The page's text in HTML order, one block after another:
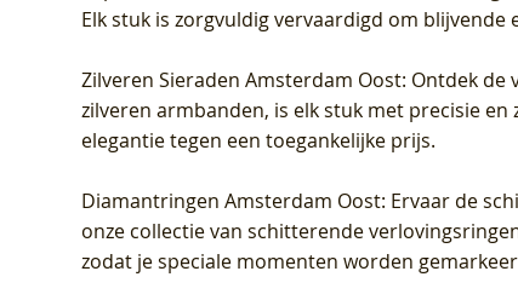
Elk stuk is zorgvuldig vervaardigd om blijvende
Zilveren Sieraden Amsterdam Oost: Ontdek de
zilveren armbanden, is elk stuk met precisie
elegantie tegen een toegankelijke prijs.
Diamantringen Amsterdam Oost: Ervaar de
onze collectie van schitterende
zodat je speciale momenten worden